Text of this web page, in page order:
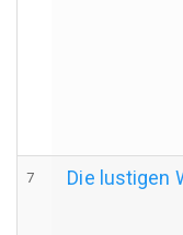
7 Die lustigen